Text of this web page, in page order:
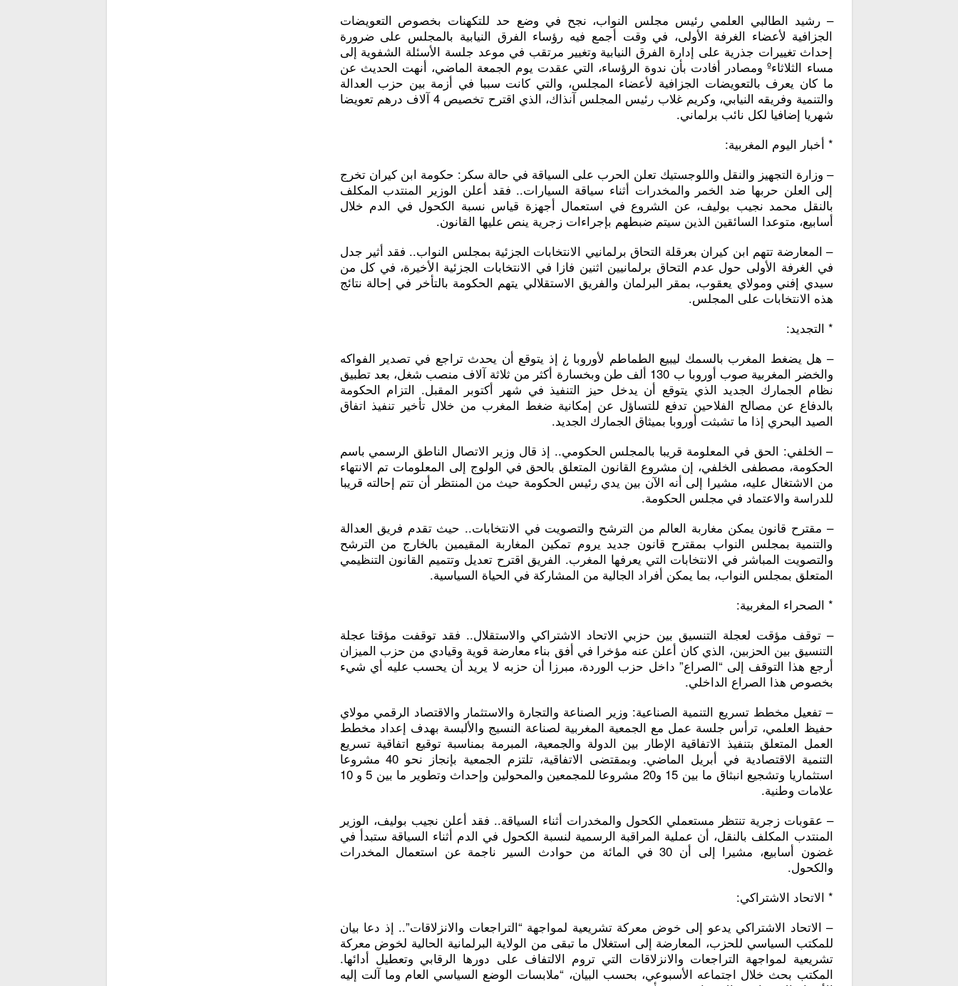
– رشيد الطالبي العلمي رئيس مجلس النواب، نجح في وضع حد للتكهنات بخصوص التعويضات
الجزافية لأعضاء الغرفة الأولى، في وقت أجمع فيه رؤساء الفرق النيابية بالمجلس على ضرورة
إحداث تغييرات جذرية على إدارة الفرق النيابية وتغيير مرتقب في موعد جلسة الأسئلة الشفوية إلى
مساء الثلاثاءº ومصادر أفادت بأن ندوة الرؤساء، التي عقدت يوم الجمعة الماضي، أنهت الحديث عن
ما كان يعرف بالتعويضات الجزافية لأعضاء المجلس، والتي كانت سببا في أزمة بين حزب العدالة
والتنمية وفريقه النيابي، وكريم غلاب رئيس المجلس آنذاك، الذي اقترح تخصيص 4 آلاف درهم تعويضا
شهريا إضافيا لكل نائب برلماني.
* أخبار اليوم المغربية:
– وزارة التجهيز والنقل واللوجستيك تعلن الحرب على السياقة في حالة سكر: حكومة ابن كيران تخرج
إلى العلن حربها ضد الخمر والمخدرات أثناء سياقة السيارات.. فقد أعلن الوزير المنتدب المكلف
بالنقل محمد نجيب بوليف، عن الشروع في استعمال أجهزة قياس نسبة الكحول في الدم خلال
أسابيع، متوعدا السائقين الذين سيتم ضبطهم بإجراءات زجرية ينص عليها القانون.
– المعارضة تتهم ابن كيران بعرقلة التحاق برلمانيي الانتخابات الجزئية بمجلس النواب.. فقد أثير جدل
في الغرفة الأولى حول عدم التحاق برلمانيين اثنين فازا في الانتخابات الجزئية الأخيرة، في كل من
سيدي إفني ومولاي يعقوب، بمقر البرلمان والفريق الاستقلالي يتهم الحكومة بالتأخر في إحالة نتائج
هذه الانتخابات على المجلس.
* التجديد:
– هل يضغط المغرب بالسمك ليبيع الطماطم لأوروبا ¿ إذ يتوقع أن يحدث تراجع في تصدير الفواكه
والخضر المغربية صوب أوروبا ب 130 ألف طن وبخسارة أكثر من ثلاثة آلاف منصب شغل، بعد تطبيق
نظام الجمارك الجديد الذي يتوقع أن يدخل حيز التنفيذ في شهر أكتوبر المقبل. التزام الحكومة
بالدفاع عن مصالح الفلاحين تدفع للتساؤل عن إمكانية ضغط المغرب من خلال تأخير تنفيذ اتفاق
الصيد البحري إذا ما تشبثت أوروبا بميثاق الجمارك الجديد.
– الخلفي: الحق في المعلومة قريبا بالمجلس الحكومي.. إذ قال وزير الاتصال الناطق الرسمي باسم
الحكومة، مصطفى الخلفي، إن مشروع القانون المتعلق بالحق في الولوج إلى المعلومات تم الانتهاء
من الاشتغال عليه، مشيرا إلى أنه الآن بين يدي رئيس الحكومة حيث من المنتظر أن تتم إحالته قريبا
للدراسة والاعتماد في مجلس الحكومة.
– مقترح قانون يمكن مغاربة العالم من الترشح والتصويت في الانتخابات.. حيث تقدم فريق العدالة
والتنمية بمجلس النواب بمقترح قانون جديد يروم تمكين المغاربة المقيمين بالخارج من الترشح
والتصويت المباشر في الانتخابات التي يعرفها المغرب. الفريق اقترح تعديل وتتميم القانون التنظيمي
المتعلق بمجلس النواب، بما يمكن أفراد الجالية من المشاركة في الحياة السياسية.
* الصحراء المغربية:
– توقف مؤقت لعجلة التنسيق بين حزبي الاتحاد الاشتراكي والاستقلال.. فقد توقفت مؤقتا عجلة
التنسيق بين الحزبين، الذي كان أعلن عنه مؤخرا في أفق بناء معارضة قوية وقيادي من حزب الميزان
أرجع هذا التوقف إلى “الصراع” داخل حزب الوردة، مبرزا أن حزبه لا يريد أن يحسب عليه أي شيء
بخصوص هذا الصراع الداخلي.
– تفعيل مخطط تسريع التنمية الصناعية: وزير الصناعة والتجارة والاستثمار والاقتصاد الرقمي مولاي
حفيظ العلمي، ترأس جلسة عمل مع الجمعية المغربية لصناعة النسيج والألبسة بهدف إعداد مخطط
العمل المتعلق بتنفيذ الاتفاقية الإطار بين الدولة والجمعية، المبرمة بمناسبة توقيع اتفاقية تسريع
التنمية الاقتصادية في أبريل الماضي. وبمقتضى الاتفاقية، تلتزم الجمعية بإنجاز نحو 40 مشروعا
استثماريا وتشجيع انبثاق ما بين 15 و20 مشروعا للمجمعين والمحولين وإحداث وتطوير ما بين 5 و 10
علامات وطنية.
– عقوبات زجرية تنتظر مستعملي الكحول والمخدرات أثناء السياقة.. فقد أعلن نجيب بوليف، الوزير
المنتدب المكلف بالنقل، أن عملية المراقبة الرسمية لنسبة الكحول في الدم أثناء السياقة ستبدأ في
غضون أسابيع، مشيرا إلى أن 30 في المائة من حوادث السير ناجمة عن استعمال المخدرات
والكحول.
* الاتحاد الاشتراكي:
– الاتحاد الاشتراكي يدعو إلى خوض معركة تشريعية لمواجهة “التراجعات والانزلاقات”.. إذ دعا بيان
للمكتب السياسي للحزب، المعارضة إلى استغلال ما تبقى من الولاية البرلمانية الحالية لخوض معركة
تشريعية لمواجهة التراجعات والانزلاقات التي تروم الالتفاف على دورها الرقابي وتعطيل أدائها.
المكتب بحث خلال اجتماعه الأسبوعي، بحسب البيان، “ملابسات الوضع السياسي العام وما آلت إليه